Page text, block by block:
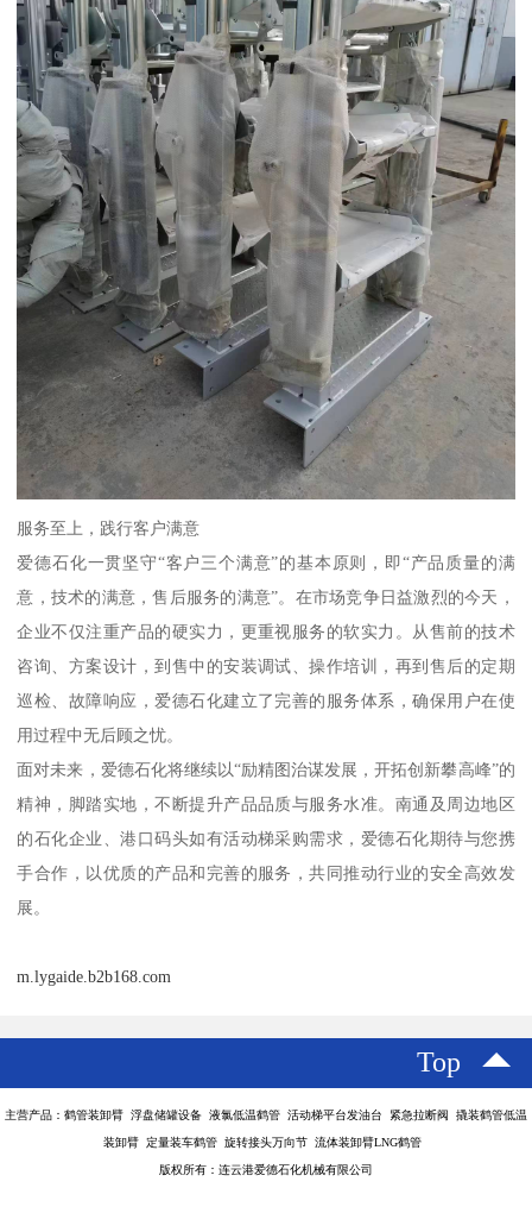
服务至上，践行客户满意
爱德石化一贯坚守“客户三个满意”的基本原则，即“产品质量的满
意，技术的满意，售后服务的满意”。在市场竞争日益激烈的今天，
企业不仅注重产品的硬实力，更重视服务的软实力。从售前的技术
咨询、方案设计，到售中的安装调试、操作培训，再到售后的定期
巡检、故障响应，爱德石化建立了完善的服务体系，确保用户在使
用过程中无后顾之忧。
面对未来，爱德石化将继续以“励精图治谋发展，开拓创新攀高峰”的
精神，脚踏实地，不断提升产品品质与服务水准。南通及周边地区
的石化企业、港口码头如有活动梯采购需求，爱德石化期待与您携
手合作，以优质的产品和完善的服务，共同推动行业的安全高效发
展。
m.lygaide.b2b168.com
Top
主营产品：鹤管装卸臂 浮盘储罐设备 液氯低温鹤管 活动梯平台发油台 紧急拉断阀 撬装鹤管低温
装卸臂 定量装车鹤管 旋转接头万向节 流体装卸臂LNG鹤管
版权所有：连云港爱德石化机械有限公司